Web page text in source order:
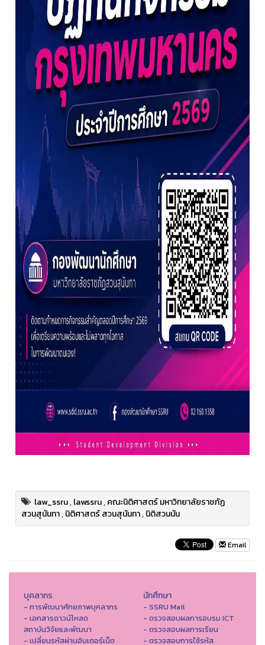
law_ssru,lawssru,คณะนิติศาสตร์ มหาวิทยาลัยราชภัฏ
สวนสุนันทา,นิติศาสตร์ สวนสุนันทา,นิติสวนนัน
Email
บุคลากร
- การพัฒนาศักยภาพบุคลากร
- เอกสารดาวน์โหลด
สถาบันวิจัยและพัฒนา
- เปลี่ยนรหัสผ่านอินเตอร์เน็ต
นักศึกษา
- SSRU Mail
- ตรวจสอบผลการอบรม ICT
- ตรวจสอบผลการเรียน
- ตรวจสอบการใช้รหัส